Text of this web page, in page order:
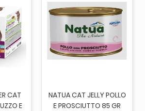
CAT
E
NATUA CAT JELLY POLLO
E PROSCIUTTO 85 GR